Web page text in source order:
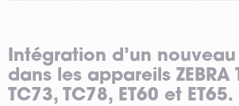
Intégration d’un
dans les appareils ZEBRA
TC73, TC78, ET60 et ET65.